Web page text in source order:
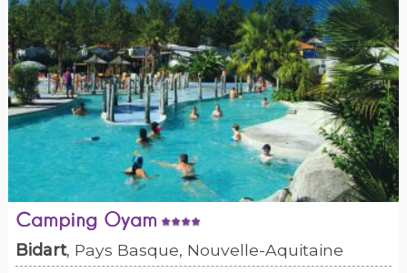
Camping Oyam
Bidart, Pays Basque, Nouvelle-Aquitaine